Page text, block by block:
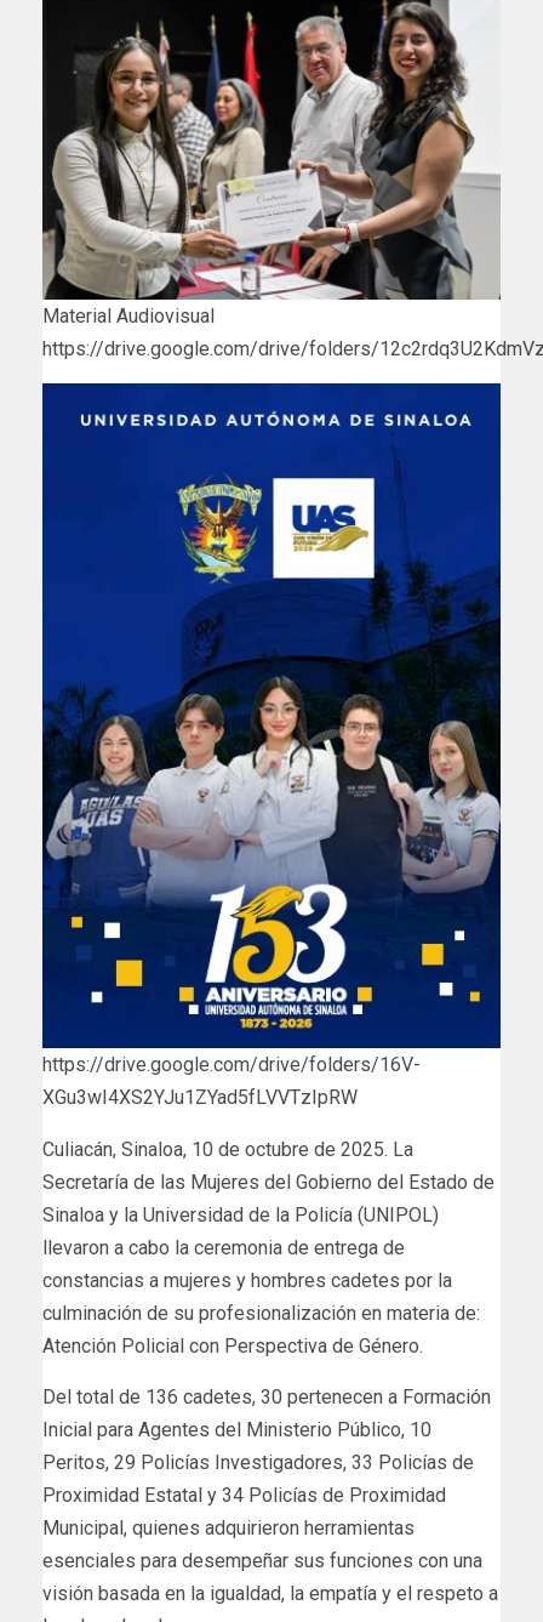
Material Audiovisual
https://drive.google.com/drive/folders/
https://drive.google.com/drive/folders/16V-
XGu3wI4XS2YJu1ZYad5fLVVTzIpRW
Culiacán, Sinaloa, 10 de octubre de 2025. La
Secretaría de las Mujeres del Gobierno del Estado de
Sinaloa y la Universidad de la Policía (UNIPOL)
llevaron a cabo la ceremonia de entrega de
constancias a mujeres y hombres cadetes por la
culminación de su profesionalización en materia de:
Atención Policial con Perspectiva de Género.
Del total de 136 cadetes, 30 pertenecen a Formación
Inicial para Agentes del Ministerio Público, 10
Peritos, 29 Policías Investigadores, 33 Policías de
Proximidad Estatal y 34 Policías de Proximidad
Municipal, quienes adquirieron herramientas
esenciales para desempeñar sus funciones con una
visión basada en la igualdad, la empatía y el respeto a